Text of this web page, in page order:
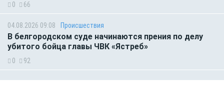
0 66
04.08.2026 09:08 Происшествия
В белгородском суде начинаются прения по делу
убитого бойца главы ЧВК «Ястреб»
0 92